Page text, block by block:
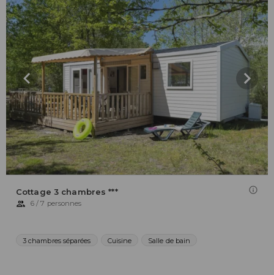
Cottage 3 chambres ***
6 / 7 personnes
3 chambres séparées Cuisine Salle de bain